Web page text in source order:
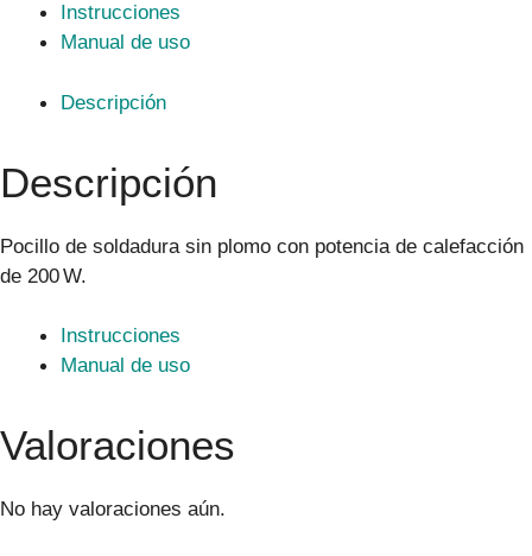
Instrucciones
Manual de uso
Descripción
Descripción
Pocillo de soldadura sin plomo con potencia de calefacción
de 200 W.
Instrucciones
Manual de uso
Valoraciones
No hay valoraciones aún.